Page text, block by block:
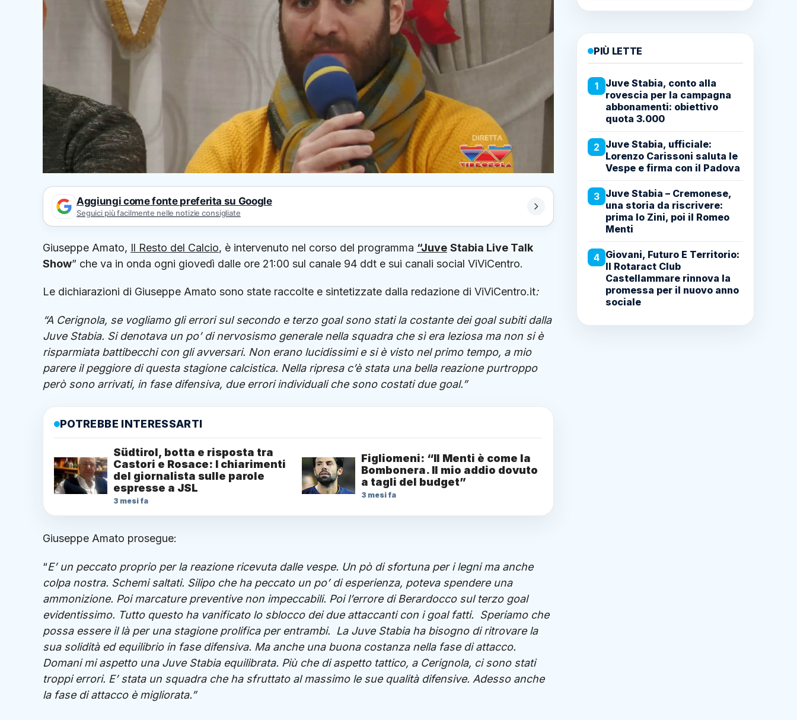
Aggiungi come fonte preferita su Google
Seguici più facilmente nelle notizie consigliate
Giuseppe Amato, Il Resto del Calcio, è intervenuto nel corso del programma “Juve Stabia Live Talk
Show” che va in onda ogni giovedì dalle ore 21:00 sul canale 94 ddt e sui canali social ViViCentro.
Le dichiarazioni di Giuseppe Amato sono state raccolte e sintetizzate dalla redazione di ViViCentro.it:
“A Cerignola, se vogliamo gli errori sul secondo e terzo goal sono stati la costante dei goal subiti dalla
Juve Stabia. Si denotava un po’ di nervosismo generale nella squadra che sì era leziosa ma non si è
risparmiata battibecchi con gli avversari. Non erano lucidissimi e si è visto nel primo tempo, a mio
parere il peggiore di questa stagione calcistica. Nella ripresa c’è stata una bella reazione purtroppo
però sono arrivati, in fase difensiva, due errori individuali che sono costati due goal.”
POTREBBE INTERESSARTI
Südtirol, botta e risposta tra
Castori e Rosace: I chiarimenti
del giornalista sulle parole
espresse a JSL
3 mesi fa
Figliomeni: “Il Menti è come la
Bombonera. Il mio addio dovuto
a tagli del budget”
3 mesi fa
Giuseppe Amato prosegue:
“E’ un peccato proprio per la reazione ricevuta dalle vespe. Un pò di sfortuna per i legni ma anche
colpa nostra. Schemi saltati. Silipo che ha peccato un po’ di esperienza, poteva spendere una
ammonizione. Poi marcature preventive non impeccabili. Poi l’errore di Berardocco sul terzo goal
evidentissimo. Tutto questo ha vanificato lo sblocco dei due attaccanti con i goal fatti. Speriamo che
possa essere il là per una stagione prolifica per entrambi. La Juve Stabia ha bisogno di ritrovare la
sua solidità ed equilibrio in fase difensiva. Ma anche una buona costanza nella fase di attacco.
Domani mi aspetto una Juve Stabia equilibrata. Più che di aspetto tattico, a Cerignola, ci sono stati
troppi errori. E’ stata un squadra che ha sfruttato al massimo le sue qualità difensive. Adesso anche
la fase di attacco è migliorata.”
PIÙ LETTE
1
Juve Stabia, conto alla
rovescia per la campagna
abbonamenti: obiettivo
quota 3.000
2 Juve Stabia, ufficiale:
Lorenzo Carissoni saluta le
Vespe e firma con il Padova
3 Juve Stabia – Cremonese,
una storia da riscrivere:
prima lo Zini, poi il Romeo
Menti
4 Giovani, Futuro E Territorio:
Il Rotaract Club
Castellammare rinnova la
promessa per il nuovo anno
sociale